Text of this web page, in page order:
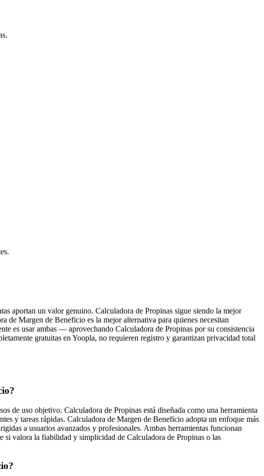
aportan un valor genuino. Calculadora de Propinas sigue siendo la mejor
Margen de Beneficio es la mejor alternativa para quienes necesitan
es usar ambas — aprovechando Calculadora de Propinas por su consistencia
gratuitas en Yoopla, no requieren registro y garantizan privacidad total
de uso objetivo. Calculadora de Propinas está diseñada como una herramienta
y tareas rápidas. Calculadora de Margen de Beneficio adopta un enfoque más
a usuarios avanzados y profesionales. Ambas herramientas funcionan
si valora la fiabilidad y simplicidad de Calculadora de Propinas o las